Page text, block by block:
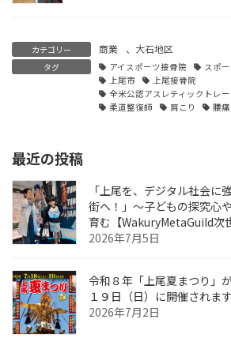
カテゴリー 商業 、 大石地区
タグ アイスポーツ接骨院 スポ
上尾市
上尾接骨院
全米公認アスレティックトレ
柔道整復師
肩こり 腰痛
最近の投稿
「上尾を、デジタル社会に
街へ！」〜子どもの探究心
育む【WakuryMetaGuild次
2026年7月5日
令和８年「上尾夏まつり」
１９日（日）に開催されます
2026年7月2日